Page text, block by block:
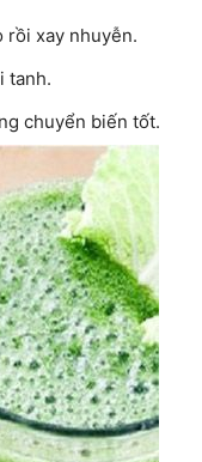
rồi xay nhuyễn.
tanh.
chuyển biến tốt.